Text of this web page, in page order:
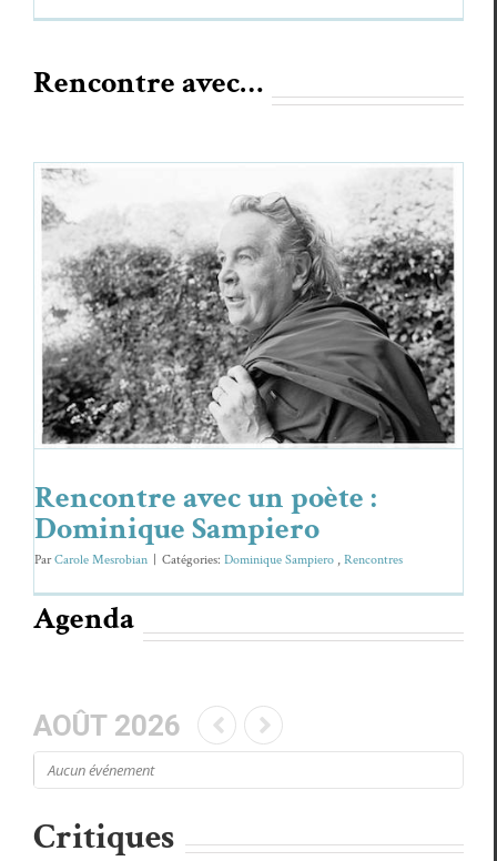
Rencontre avec…
Rencontre avec un poète : Dominique
Sampiero
Dominique Sampiero Ren­con­tres
Rencontre avec un poète :
Dominique Sampiero
ParCarole Mesrobian Caté­gories: Dominique Sampiero , Ren­con­tres
Agenda
AOÛT 2026
Aucun événe­ment
Critiques